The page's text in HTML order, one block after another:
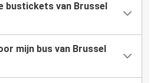
bustickets van Brussel
mijn bus van Brussel